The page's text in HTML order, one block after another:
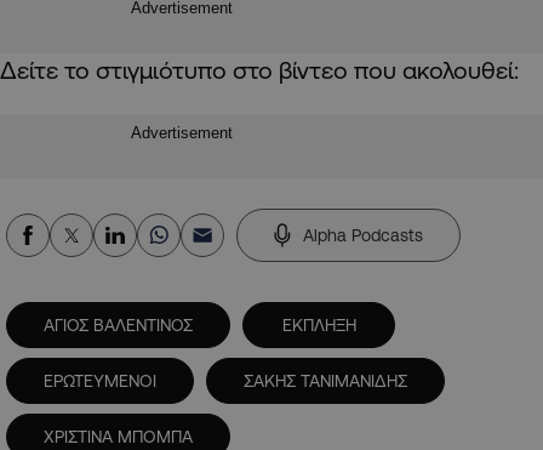
Advertisement
Δείτε το στιγμιότυπο στο βίντεο που ακολουθεί:
Advertisement
Alpha Podcasts
ΑΓΙΟΣ ΒΑΛΕΝΤΙΝΟΣ ΕΚΠΛΗΞΗ
ΕΡΩΤΕΥΜΕΝΟΙ ΣΑΚΗΣ ΤΑΝΙΜΑΝΙΔΗΣ
ΧΡΙΣΤΙΝΑ ΜΠΟΜΠΑ